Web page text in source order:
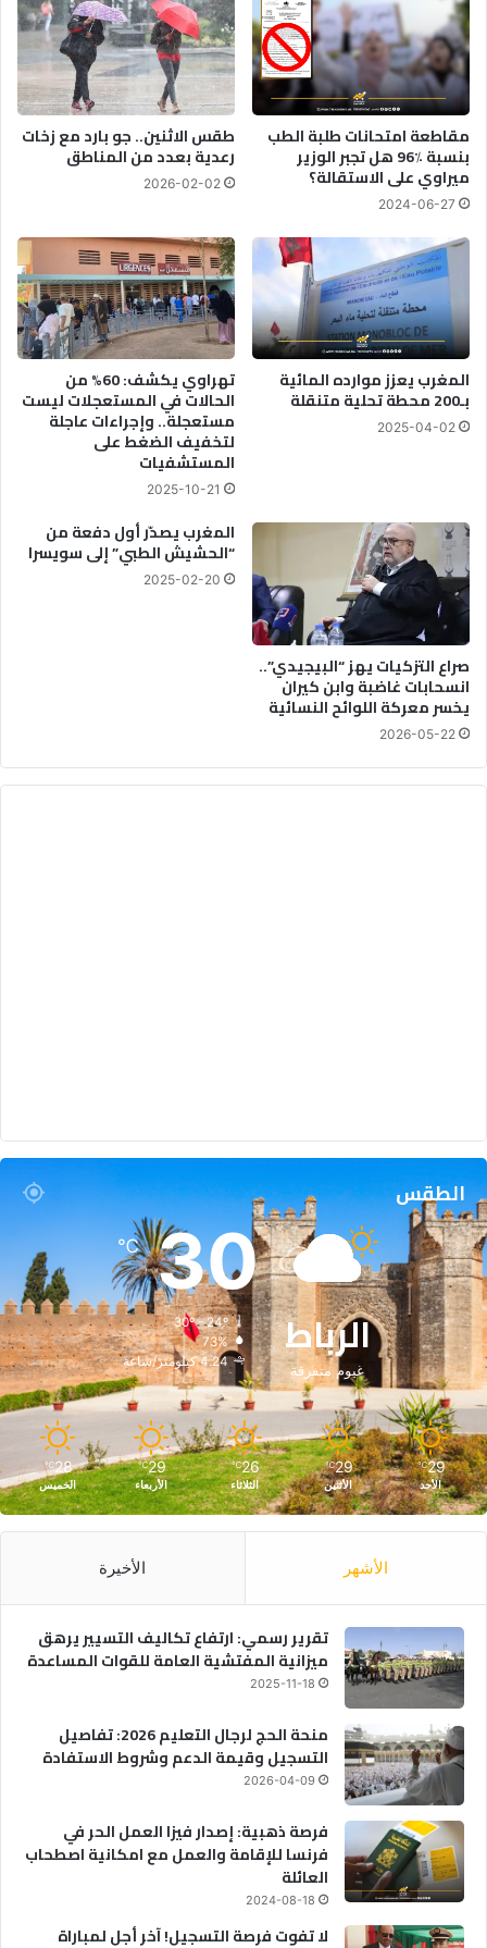
مقاطعة امتحانات طلبة الطب
بنسبة ٪96 هل تجبر الوزير
ميراوي على الاستقالة؟
2024-06-27
طقس الاثنين.. جو بارد مع زخات
رعدية بعدد من المناطق
2026-02-02
المغرب يعزز موارده المائية
بـ200 محطة تحلية متنقلة
2025-04-02
تهراوي يكشف: 60% من
الحالات في المستعجلات ليست
مستعجلة.. وإجراءات عاجلة
لتخفيف الضغط على
المستشفيات
2025-10-21
صراع التزكيات يهز “البيجيدي”..
انسحابات غاضبة وابن كيران
يخسر معركة اللوائح النسائية
2026-05-22
المغرب يصدّر أول دفعة من
“الحشيش الطبي” إلى سويسرا
2025-02-20
الطقس
الرباط
غيوم متفرقة
30
℃
30º - 24º
73%
4.24 كيلومتر/ساعة
29
℃
الأحد
29
℃
الأثنين
26
℃
الثلاثاء
29
℃
الأربعاء
28
℃
الخميس
الأشهر الأخيرة
تقرير رسمي: ارتفاع تكاليف التسيير يرهق
ميزانية المفتشية العامة للقوات المساعدة
2025-11-18
منحة الحج لرجال التعليم 2026: تفاصيل
التسجيل وقيمة الدعم وشروط الاستفادة
2026-04-09
فرصة ذهبية: إصدار فيزا العمل الحر في
فرنسا للإقامة والعمل مع امكانية اصطحاب
العائلة
2024-08-18
لا تفوت فرصة التسجيل! آخر أجل لمباراة